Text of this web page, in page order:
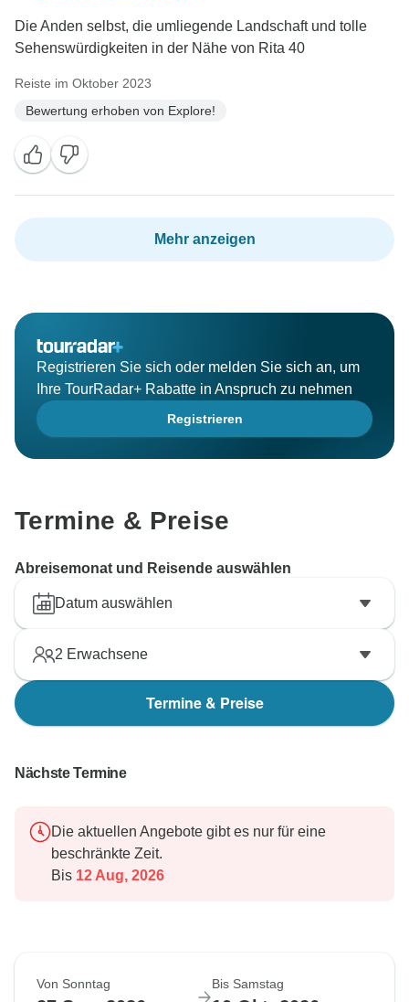
Die Anden selbst, die umliegende Landschaft und tolle
Sehenswürdigkeiten in der Nähe von Rita 40
Reiste im Oktober 2023
Bewertung erhoben von Explore!
Mehr anzeigen
Registrieren Sie sich oder melden Sie sich an, um
Ihre TourRadar+ Rabatte in Anspruch zu nehmen
Registrieren
Termine & Preise
Abreisemonat und Reisende auswählen
Datum auswählen
2 Erwachsene
Termine & Preise
Nächste Termine
Die aktuellen Angebote gibt es nur für eine
beschränkte Zeit.
Bis 12 Aug, 2026
Von Sonntag Bis Samstag